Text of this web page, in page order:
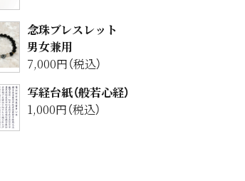
念珠ブレスレット
男女兼用
7,000円（税込）
写経台紙（般若心経）
1,000円（税込）